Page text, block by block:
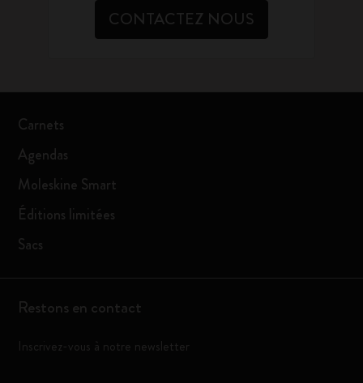
CONTACTEZ NOUS
Carnets
Agendas
Moleskine Smart
Éditions limitées
Sacs
Restons en contact
Inscrivez-vous à notre newsletter